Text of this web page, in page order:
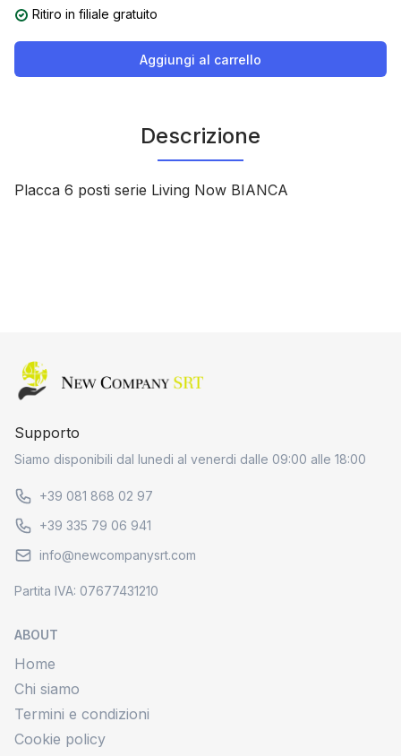
Ritiro in filiale gratuito
Aggiungi al carrello
Descrizione
Placca 6 posti serie Living Now BIANCA
Home page
ABOUT
Home
Chi siamo
Termini e condizioni
Cookie policy
Supporto
Siamo disponibili dal lunedi al venerdi dalle 09:00 alle 18:00
+39 081 868 02 97
+39 335 79 06 941
info@newcompanysrt.com
Partita IVA: 07677431210